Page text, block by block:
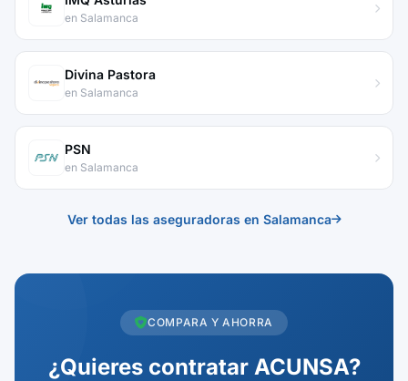
en Salamanca
Divina Pastora
en Salamanca
PSN
en Salamanca
Ver todas las aseguradoras en Salamanca
COMPARA Y AHORRA
¿Quieres contratar ACUNSA?